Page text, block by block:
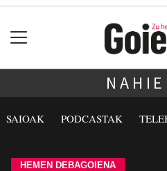
SAIOAK PODCASTAK
HEMEN DEBAGOIENA